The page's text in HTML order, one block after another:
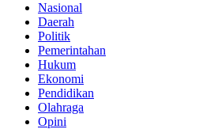
Nasional
Daerah
Politik
Pemerintahan
Hukum
Ekonomi
Pendidikan
Olahraga
Opini